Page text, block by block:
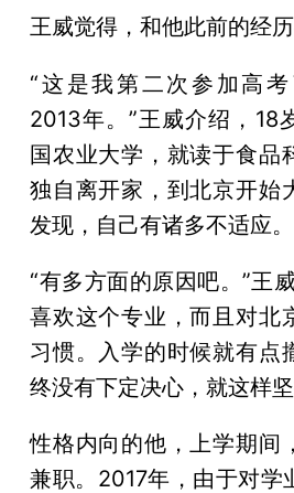
王威觉得，和他此前的经历
“这是我第二次参加高
2013年。”王威介绍，18
国农业大学，就读于食品
独自离开家，到北京开始
发现，自己有诸多不适应。
“有多方面的原因吧。”王
喜欢这个专业，而且对北
习惯。入学的时候就有点
终没有下定决心，就这样
性格内向的他，上学期间
兼职。2017年，由于对学